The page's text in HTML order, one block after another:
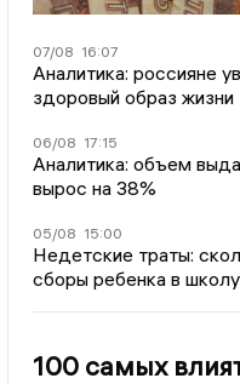
07/08 16:07
Аналитика: россияне
здоровый образ жизни
06/08 17:15
Аналитика: объем
вырос на 38%
05/08 15:00
Недетские траты:
сборы ребенка в
100 самых